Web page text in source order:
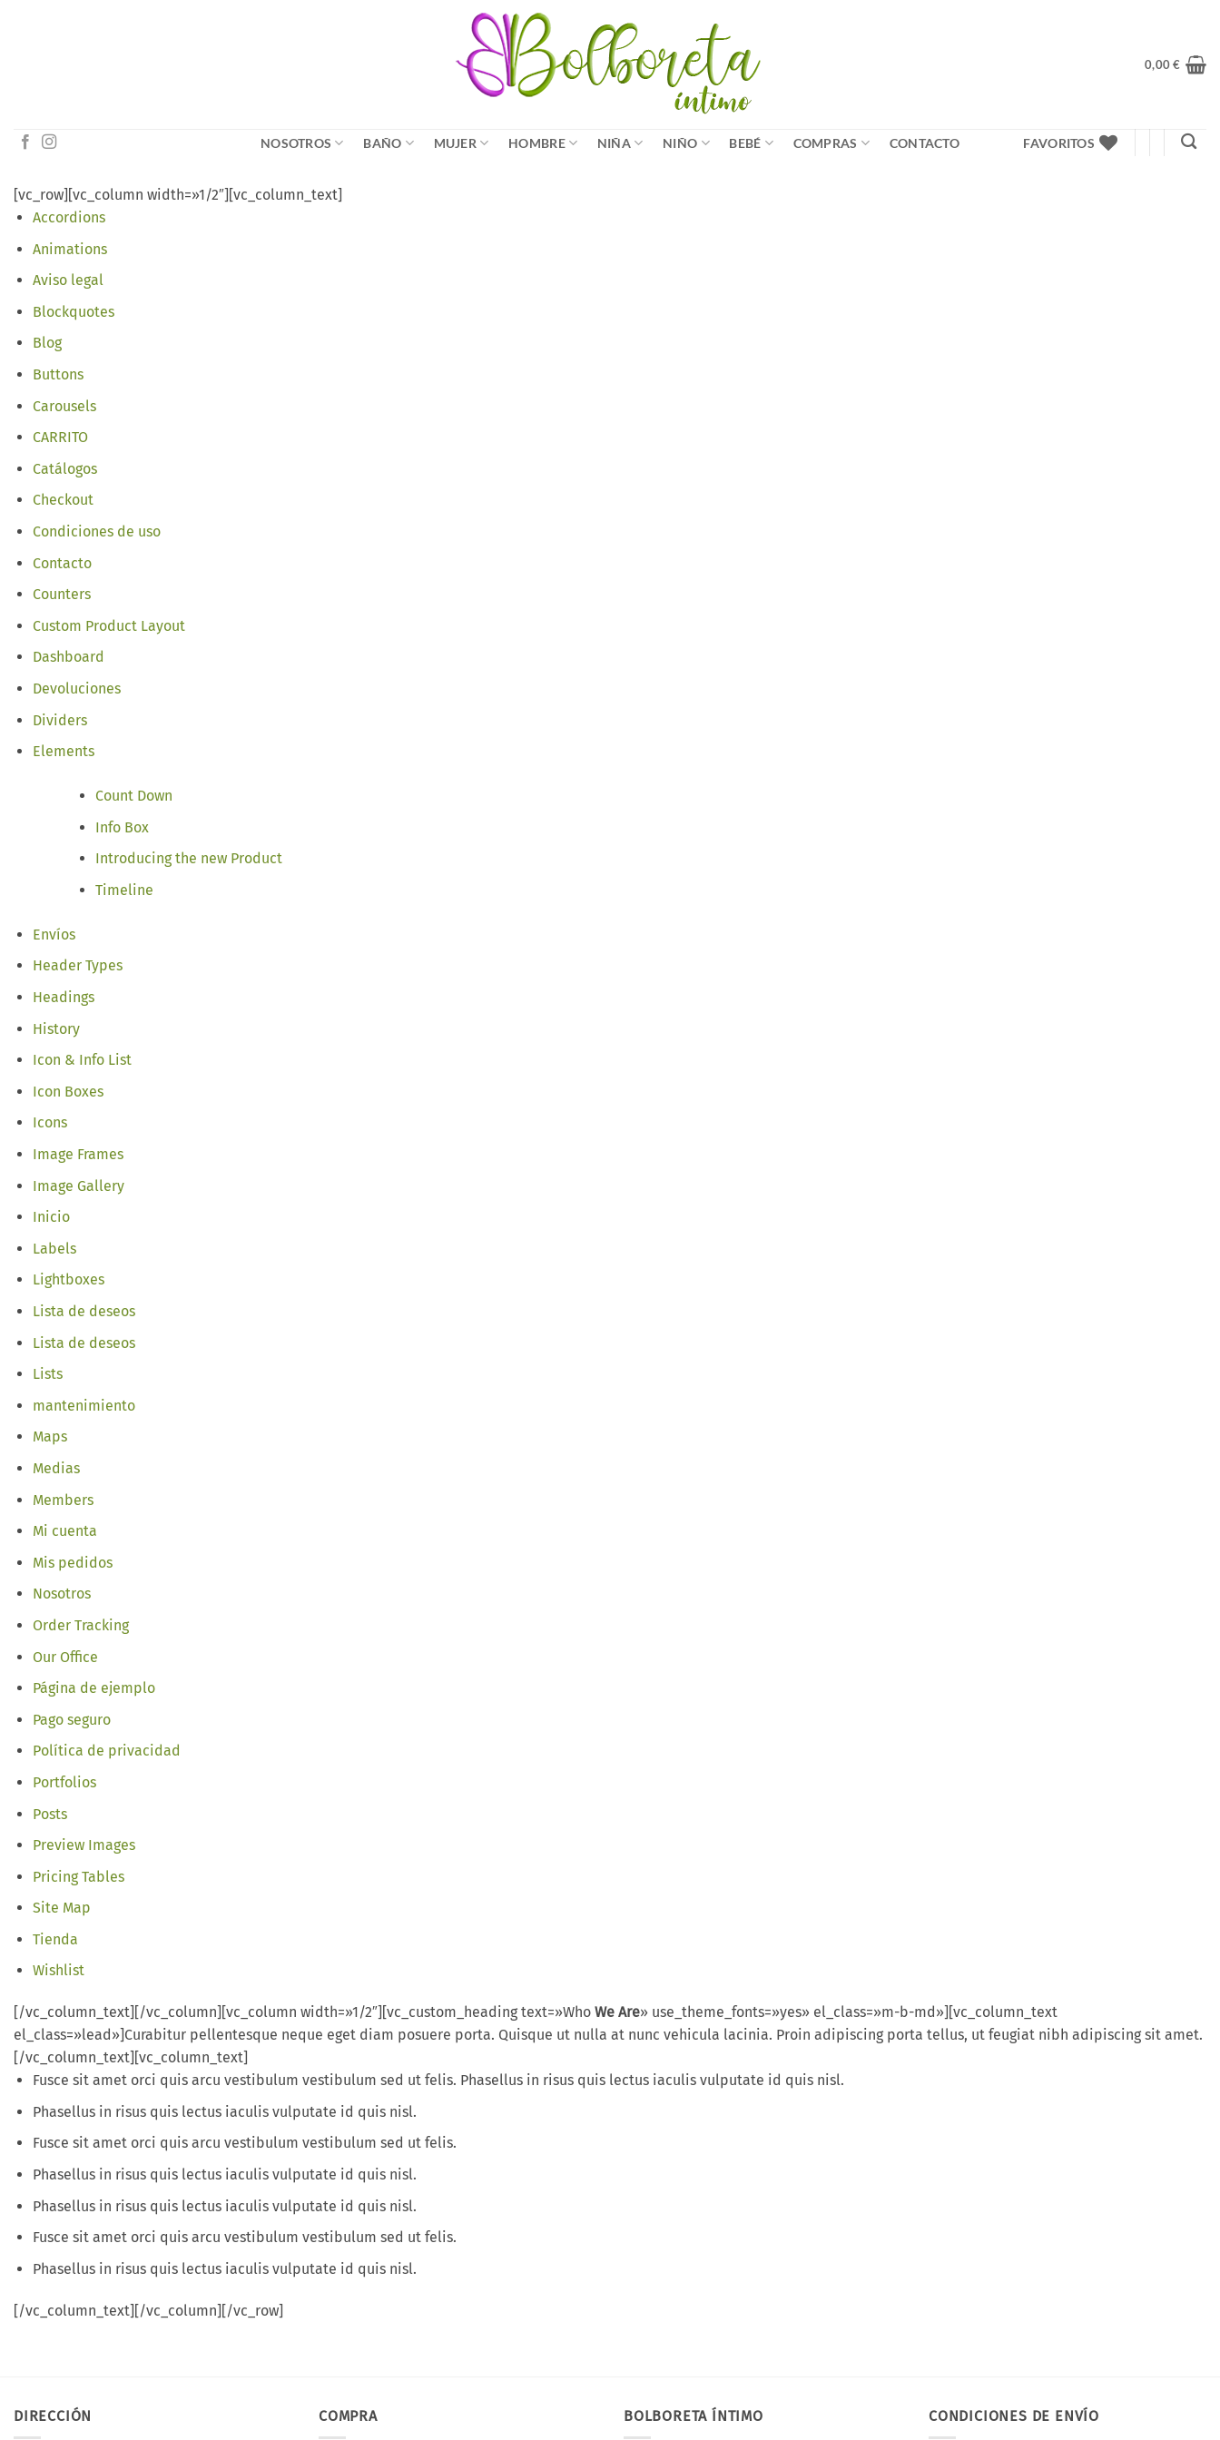
0,00€
NOSOTROS BAÑO MUJER HOMBRE NIÑA NIÑO BEBÉ COMPRAS CONTACTO FAVORITOS
[vc_row][vc_column width=»1/2″][vc_column_text]
Accordions
Animations
Aviso legal
Blockquotes
Blog
Buttons
Carousels
CARRITO
Catálogos
Checkout
Condiciones de uso
Contacto
Counters
Custom Product Layout
Dashboard
Devoluciones
Dividers
Elements
Count Down
Info Box
Introducing the new Product
Timeline
Envíos
Header Types
Headings
History
Icon & Info List
Icon Boxes
Icons
Image Frames
Image Gallery
Inicio
Labels
Lightboxes
Lista de deseos
Lista de deseos
Lists
mantenimiento
Maps
Medias
Members
Mi cuenta
Mis pedidos
Nosotros
Order Tracking
Our Office
Página de ejemplo
Pago seguro
Política de privacidad
Portfolios
Posts
Preview Images
Pricing Tables
Site Map
Tienda
Wishlist
[/vc_column_text][/vc_column][vc_column width=»1/2″][vc_custom_heading text=»Who We Are» use_theme_fonts=»yes» el_class=»m-b-md»][vc_column_text
el_class=»lead»]Curabitur pellentesque neque eget diam posuere porta. Quisque ut nulla at nunc vehicula lacinia. Proin adipiscing porta tellus, ut feugiat nibh adipiscing sit amet.
[/vc_column_text][vc_column_text]
Fusce sit amet orci quis arcu vestibulum vestibulum sed ut felis. Phasellus in risus quis lectus iaculis vulputate id quis nisl.
Phasellus in risus quis lectus iaculis vulputate id quis nisl.
Fusce sit amet orci quis arcu vestibulum vestibulum sed ut felis.
Phasellus in risus quis lectus iaculis vulputate id quis nisl.
Phasellus in risus quis lectus iaculis vulputate id quis nisl.
Fusce sit amet orci quis arcu vestibulum vestibulum sed ut felis.
Phasellus in risus quis lectus iaculis vulputate id quis nisl.
[/vc_column_text][/vc_column][/vc_row]
DIRECCIÓN COMPRA BOLBORETA ÍNTIMO CONDICIONES DE ENVÍO